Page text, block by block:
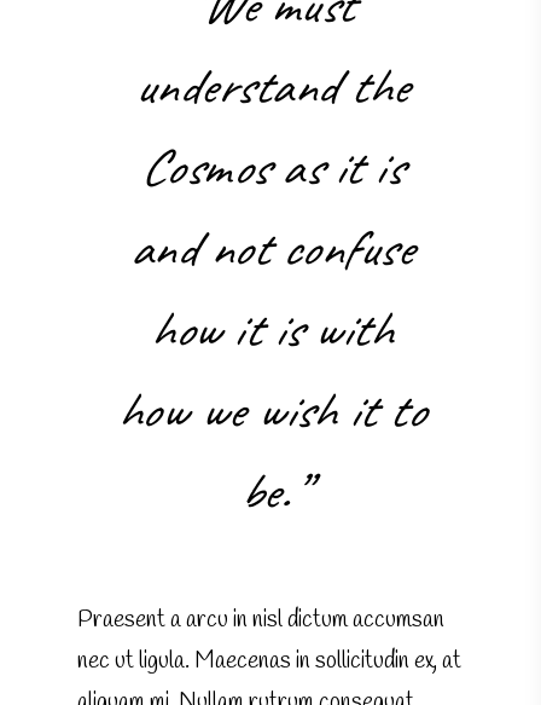
understand the
Cosmos as it is
and not confuse
how it is with
how we wish it to
be.”
Praesent a arcu in nisl dictum accumsan
nec ut ligula. Maecenas in sollicitudin ex, at